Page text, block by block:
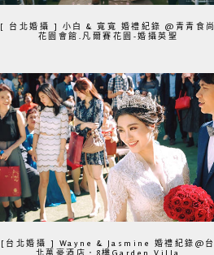
[ 台北婚攝 ] 小白 & 寬寬 婚禮紀錄 @青青食尚
花園會館.凡爾賽花園-婚攝英聖
[台北婚攝 ] Wayne & Jasmine 婚禮紀錄@台
北萬豪酒店．8樓Garden Villa